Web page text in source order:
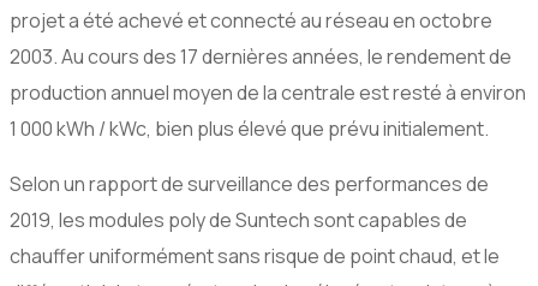
projet a été achevé et connecté au réseau en octobre
2003. Au cours des 17 dernières années, le rendement de
production annuel moyen de la centrale est resté à environ
1 000 kWh / kWc, bien plus élevé que prévu initialement.
Selon un rapport de surveillance des performances de
2019, les modules poly de Suntech sont capables de
chauffer uniformément sans risque de point chaud, et le